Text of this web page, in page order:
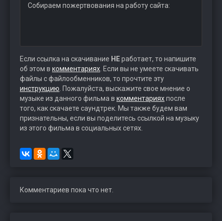
Собираем пожертвования на работу сайта:
Если ссылка на скачивание НЕработает, то напишите
об этом в комментариях . Если вы не умеете скачивать
файлы с файлообменников, то прочтите эту
инструкцию . Пожалуйста, выскажите свое мнение о
музыке из данного фильма в комментарияхпосле
того, как скачаете саундтрек. Мы также будем вам
признательны, если вы поделитесь ссылкой на музыку
из этого фильма в социальных сетях.
Комментариев пока что нет.